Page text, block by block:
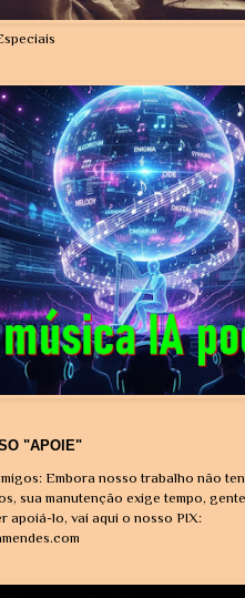
"APOIE"
Embora nosso trabalho não
sua manutenção exige tempo,
apoiá-lo, vai aqui o nosso PIX: